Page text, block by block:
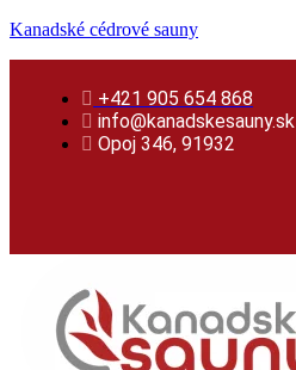
Preskočiť
Skip
Preskočiť
Kanadské cédrové sauny
+421 905 654 868
info@kanadskesauny.sk
Opoj 346, 91932